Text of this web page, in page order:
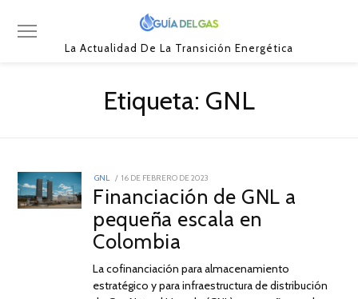
La Actualidad De La Transición Energética
Etiqueta: GNL
GNL
POSTED
16 DE FEBRERO DE 2023
FEBRERO
DE
2023
Financiación de GNL a
pequeña escala en
Colombia
La cofinanciación para almacenamiento
estratégico y para infraestructura de distribución